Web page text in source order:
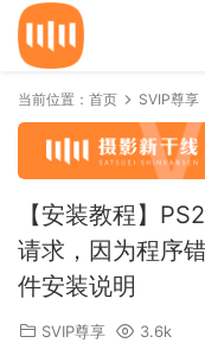
当前位置： 首页 SVIP尊享
【安装教程】
请求，因为程序
件安装说明
SVIP尊享 3.6k